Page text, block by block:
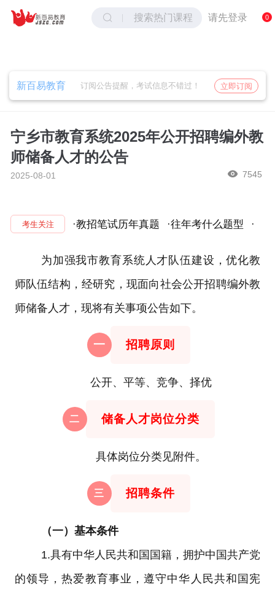
搜索热门课程 请先登录 0
取消
新百易教育 订阅公告提醒，考试信息不错过！ 立即订阅
宁乡市教育系统2025年公开招聘编外教
师储备人才的公告
2025-08-01 7545
考生关注 ·教招笔试历年真题 ·往年考什么题型 ·
为加强我市教育系统人才队伍建设，优化教
师队伍结构，经研究，现面向社会公开招聘编外教
师储备人才，现将有关事项公告如下。
一 招聘原则
公开、平等、竞争、择优
二 储备人才岗位分类
具体岗位分类见附件。
三 招聘条件
（一）基本条件
1.具有中华人民共和国国籍，拥护中国共产党
的领导，热爱教育事业，遵守中华人民共和国宪